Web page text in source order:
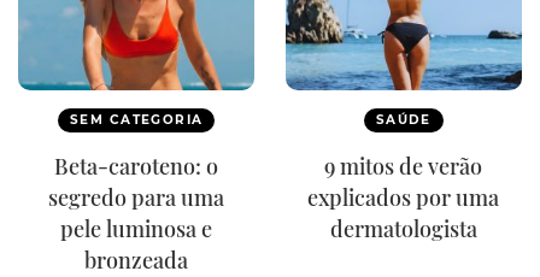
SEM CATEGORIA
Beta-caroteno: o
segredo para uma
pele luminosa e
bronzeada
SAÚDE
9 mitos de verão
explicados por uma
dermatologista